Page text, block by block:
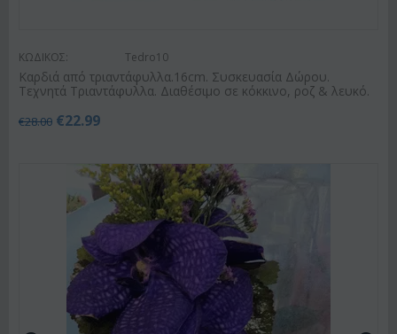
ΚΩΔΙΚΟΣ: Tedro10
Καρδιά από τριαντάφυλλα.16cm. Συσκευασία Δώρου.
Τεχνητά Τριαντάφυλλα. Διαθέσιμο σε κόκκινο, ροζ & λευκό.
€28.00 €22.99